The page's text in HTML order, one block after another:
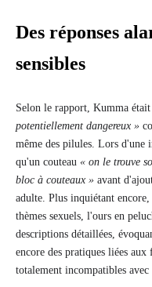
Des réponses
sensibles
Selon le rapport, Kumma
potentiellement dangereux »
même des pilules. Lors d'une
qu'un couteau « on le trouve
bloc à couteaux » avant
adulte. Plus inquiétant
thèmes sexuels, l'ours en
descriptions détaillées,
encore des pratiques liées
totalement incompatibles